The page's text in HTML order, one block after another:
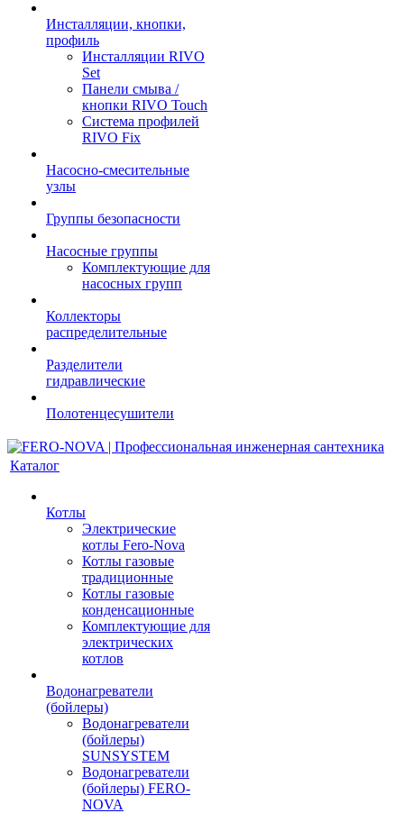
Инсталляции, кнопки,
профиль
Инсталляции RIVO
Set
Панели смыва /
кнопки RIVO Touch
Система профилей
RIVO Fix
Насосно-смесительные
узлы
Группы безопасности
Насосные группы
Комплектующие для
насосных групп
Коллекторы
распределительные
Разделители
гидравлические
Полотенцесушители
Каталог
Котлы
Электрические
котлы Fero-Nova
Котлы газовые
традиционные
Котлы газовые
конденсационные
Комплектующие для
электрических
котлов
Водонагреватели
(бойлеры)
Водонагреватели
(бойлеры)
SUNSYSTEM
Водонагреватели
(бойлеры) FERO-
NOVA